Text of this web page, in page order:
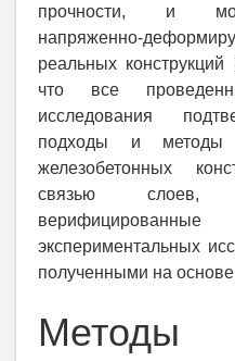
прочности, и
напряженно-
реальных
что все
исследования
подходы и методы
железобетонных
связью слоев,
экспериментальных
полученными на
Методы